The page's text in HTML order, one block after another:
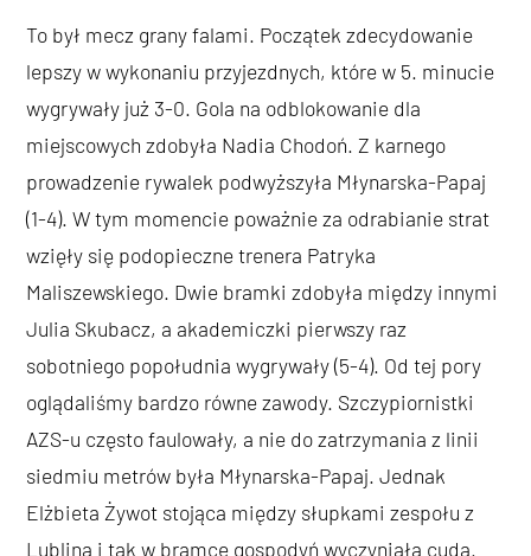
To był mecz grany falami. Początek zdecydowanie
lepszy w wykonaniu przyjezdnych, które w 5. minucie
wygrywały już 3-0. Gola na odblokowanie dla
miejscowych zdobyła Nadia Chodoń. Z karnego
prowadzenie rywalek podwyższyła Młynarska-Papaj
(1-4). W tym momencie poważnie za odrabianie strat
wzięły się podopieczne trenera Patryka
Maliszewskiego. Dwie bramki zdobyła między innymi
Julia Skubacz, a akademiczki pierwszy raz
sobotniego popołudnia wygrywały (5-4). Od tej pory
oglądaliśmy bardzo równe zawody. Szczypiornistki
AZS-u często faulowały, a nie do zatrzymania z linii
siedmiu metrów była Młynarska-Papaj. Jednak
Elżbieta Żywot stojąca między słupkami zespołu z
Lublina i tak w bramce gospodyń wyczyniała cuda.